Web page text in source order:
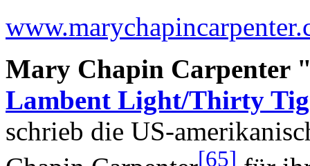
Mary Chapin Carpenter
Lambent Light/Thirty
schrieb die US-
[65]